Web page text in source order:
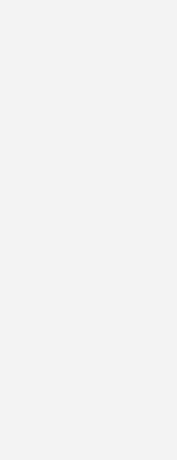
Vorhaben war das
Vier-Anlagen-
& Wulf geplante
brachte
Meter
2017 in einer
worden
den
folgen drei
neu designter
20 MW. Auffällig
dessen
Jahr zwar
Anlagentypen